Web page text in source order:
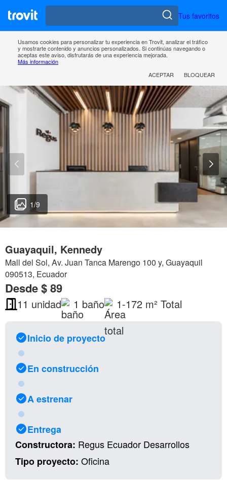
Tus favoritos
Usamos cookies para personalizar tu experiencia en Trovit, analizar el tráfico
y mostrarte contenido y anuncios personalizados. Si continúas navegando o
aceptas este aviso, disfrutarás de una experiencia mejorada.
Más información
ACEPTAR
BLOQUEAR
1/9
Guayaquil, Kennedy
Mall del Sol, Av. Juan Tanca Marengo 100 y, Guayaquil
090513, Ecuador
Desde$ 89
11 unidad 1 baño 1-172 m² Total
Inicio de proyecto
En construcción
A estrenar
Entrega
Constructora: Regus Ecuador Desarrollos
Tipo proyecto: Oficina